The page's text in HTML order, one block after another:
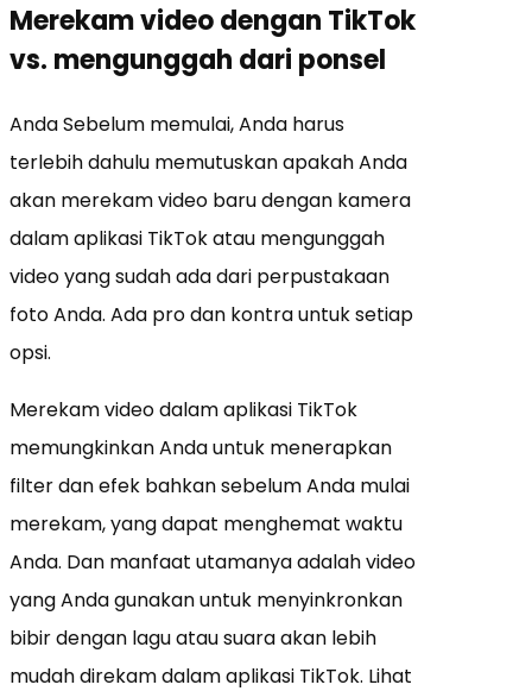
Merekam video dengan TikTok
vs. mengunggah dari ponsel
Anda Sebelum memulai, Anda harus
terlebih dahulu memutuskan apakah Anda
akan merekam video baru dengan kamera
dalam aplikasi TikTok atau mengunggah
video yang sudah ada dari perpustakaan
foto Anda. Ada pro dan kontra untuk setiap
opsi.
Merekam video dalam aplikasi TikTok
memungkinkan Anda untuk menerapkan
filter dan efek bahkan sebelum Anda mulai
merekam, yang dapat menghemat waktu
Anda. Dan manfaat utamanya adalah video
yang Anda gunakan untuk menyinkronkan
bibir dengan lagu atau suara akan lebih
mudah direkam dalam aplikasi TikTok. Lihat